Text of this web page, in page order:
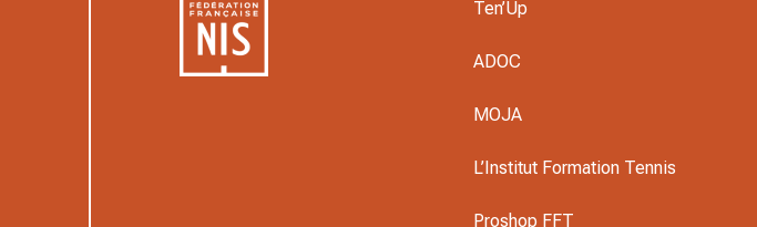
Ten’Up
ADOC
MOJA
L’Institut Formation Tennis
Proshop FFT